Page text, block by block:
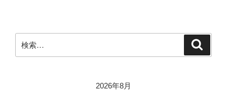
ー
シ
索:
2026年8月